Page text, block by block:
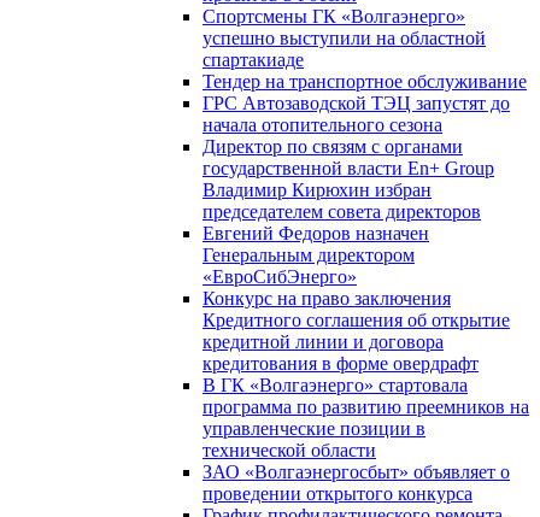
Спортсмены ГК «Волгаэнерго»
успешно выступили на областной
спартакиаде
Тендер на транспортное обслуживание
ГРС Автозаводской ТЭЦ запустят до
начала отопительного сезона
Директор по связям с органами
государственной власти En+ Group
Владимир Кирюхин избран
председателем совета директоров
Евгений Федоров назначен
Генеральным директором
«ЕвроСибЭнерго»
Конкурс на право заключения
Кредитного соглашения об открытие
кредитной линии и договора
кредитования в форме овердрафт
В ГК «Волгаэнерго» стартовала
программа по развитию преемников на
управленческие позиции в
технической области
ЗАО «Волгаэнергосбыт» объявляет о
проведении открытого конкурса